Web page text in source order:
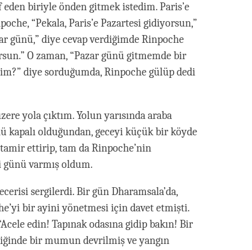
biriyle önden gitmek istedim. Paris’e
“Pekala, Paris’e Pazartesi gidiyorsun,”
günü,” diye cevap verdiğimde Rinpoche
O zaman, “Pazar günü gitmemde bir
diye sorduğumda, Rinpoche gülüp dedi
yola çıktım. Yolun yarısında araba
kapalı olduğundan, geceyi küçük bir köyde
ettirip, tam da Rinpoche’nin
günü varmış oldum.
sergilerdi. Bir gün Dharamsala’da,
bir ayini yönetmesi için davet etmişti.
edin! Tapınak odasına gidip bakın! Bir
bir mumun devrilmiş ve yangın